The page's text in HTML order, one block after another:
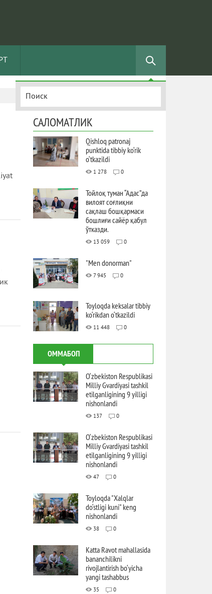
САЛОМАТЛИК
Qishloq patronaj
punktida tibbiy ko‘rik
o‘tkazildi
1 278 0
Тойлоқ туман “Адас”да
вилоят соғлиқни
сақлаш бошқармаси
бошлиғи сайёр қабул
ўтказди.
13 059 0
"Men donorman"
7 945 0
Toyloqda keksalar tibbiy
ko‘rikdan o‘tkazildi
11 448 0
ОММАБОП
O‘zbekiston Respublikasi
Milliy Gvardiyasi tashkil
etilganligining 9 yilligi
nishonlandi
137 0
O‘zbekiston Respublikasi
Milliy Gvardiyasi tashkil
etilganligining 9 yilligi
nishonlandi
47 0
Toyloqda "Xalqlar
do‘stligi kuni" keng
nishonlandi
38 0
Katta Ravot mahallasida
bananchilikni
rivojlantirish bo‘yicha
yangi tashabbus
35 0